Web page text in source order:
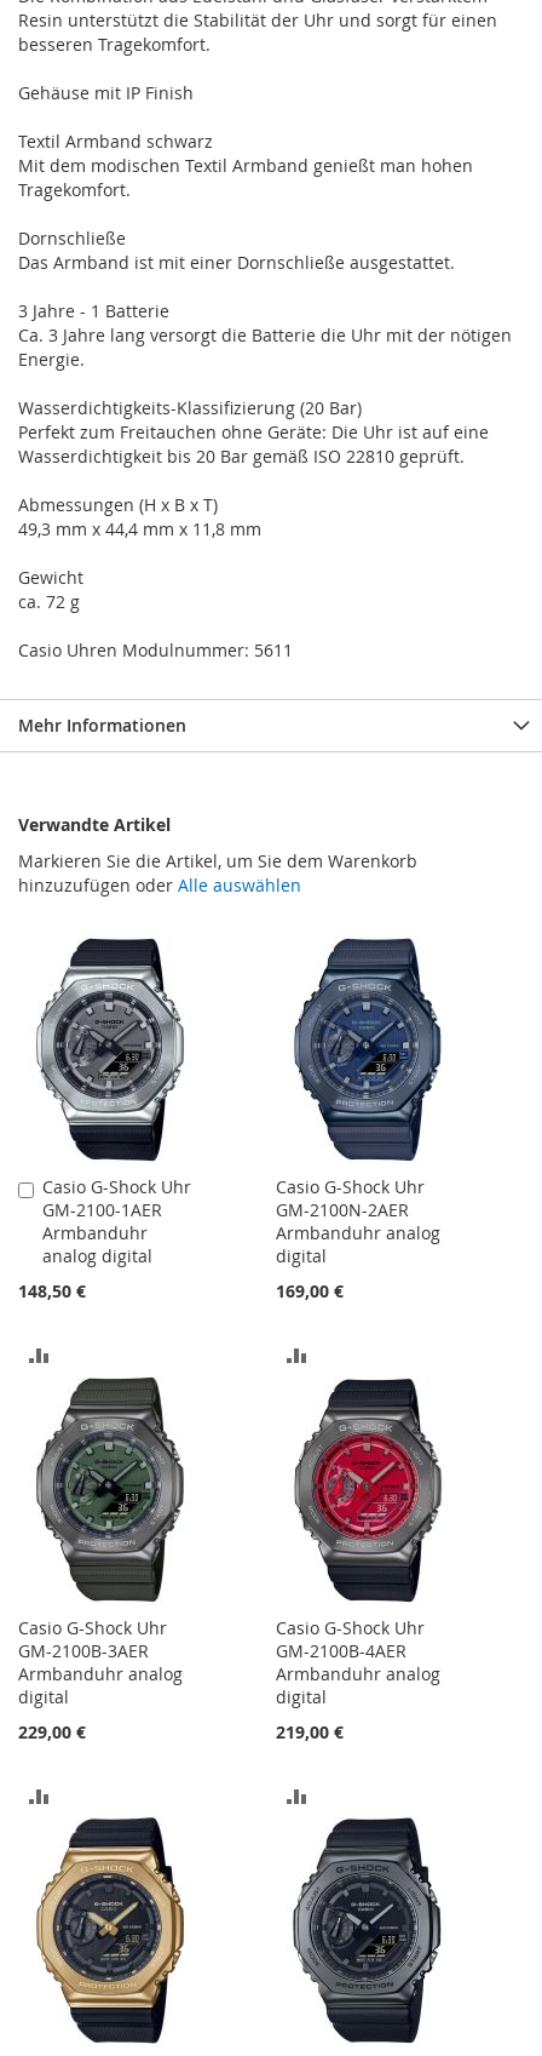
Resin unterstützt die Stabilität der Uhr und sorgt für einen
besseren Tragekomfort.
Gehäuse mit IP Finish
Textil Armband schwarz
Mit dem modischen Textil Armband genießt man hohen
Tragekomfort.
Dornschließe
Das Armband ist mit einer Dornschließe ausgestattet.
3 Jahre - 1 Batterie
Ca. 3 Jahre lang versorgt die Batterie die Uhr mit der nötigen
Energie.
Wasserdichtigkeits-Klassifizierung (20 Bar)
Perfekt zum Freitauchen ohne Geräte: Die Uhr ist auf eine
Wasserdichtigkeit bis 20 Bar gemäß ISO 22810 geprüft.
Abmessungen (H x B x T)
49,3 mm x 44,4 mm x 11,8 mm
Gewicht
ca. 72 g
Casio Uhren Modulnummer: 5611
Mehr Informationen
Verwandte Artikel
Markieren Sie die Artikel, um Sie dem Warenkorb
hinzuzufügen oder Alle auswählen
Casio G-Shock Uhr
GM-2100-1AER
Armbanduhr
analog digital
148,50 €
In
den
Warenkorb
VERGLEICHSLISTE
HINZUFÜGEN
Casio G-Shock Uhr
GM-2100N-2AER
Armbanduhr analog
digital
169,00 €
VERGLEICHSLISTE
HINZUFÜGEN
Casio G-Shock Uhr
GM-2100B-3AER
Armbanduhr analog
digital
229,00 €
VERGLEICHSLISTE
HINZUFÜGEN
Casio G-Shock Uhr
GM-2100B-4AER
Armbanduhr analog
digital
219,00 €
VERGLEICHSLISTE
HINZUFÜGEN